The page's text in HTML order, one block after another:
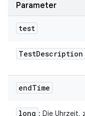
Parameter
test
TestDescription
endTime
long : Die Uhrzeit,